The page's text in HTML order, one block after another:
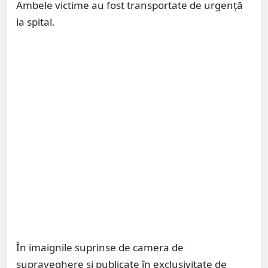
Ambele victime au fost transportate de urgență
la spital.
În imaignile suprinse de camera de
supraveghere și publicate în exclusivitate de